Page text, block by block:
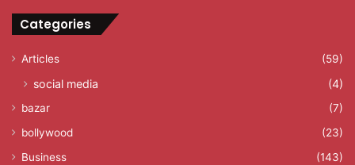
Categories
Articles (59)
social media (4)
bazar
(7)
bollywood
(23)
Business
(143)